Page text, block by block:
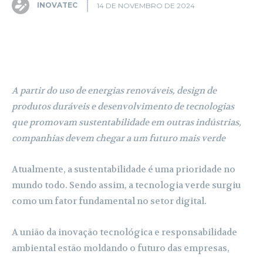
INOVATEC 14 DE NOVEMBRO DE 2024
A partir do uso de energias renováveis, design de
produtos duráveis e desenvolvimento de tecnologias
que promovam sustentabilidade em outras indústrias,
companhias devem chegar a um futuro mais verde
Atualmente, a sustentabilidade é uma prioridade no
mundo todo. Sendo assim, a tecnologia verde surgiu
como um fator fundamental no setor digital.
A união da inovação tecnológica e responsabilidade
ambiental estão moldando o futuro das empresas,